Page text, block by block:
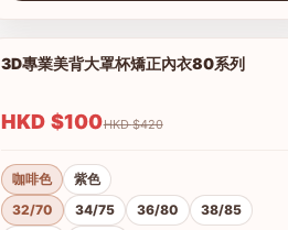
3D專業美背大罩杯矯正內衣80系列
HKD $100 HKD $420
咖啡色
紫色
32/70
34/75 36/80
38/85